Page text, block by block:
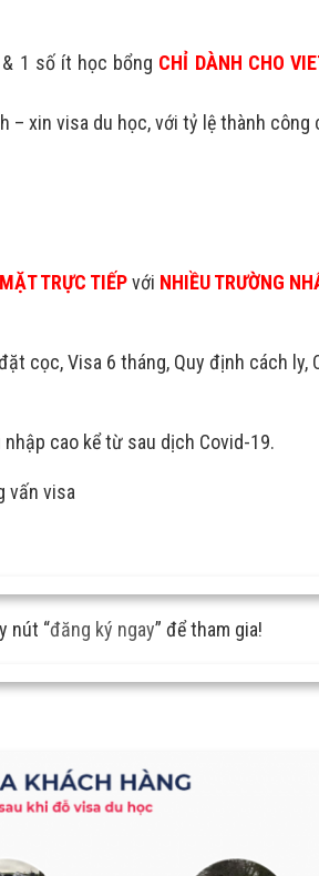
& 1 số ít học bổng CHỈ DÀNH CHO
xin visa du học, với tỷ lệ thành
TRỰC TIẾPvới NHIỀU TRƯỜNG
cọc, Visa 6 tháng, Quy định cách ly,
cao kể từ sau dịch Covid-19.
vấn visa
nút “đăng ký ngay” để tham gia!